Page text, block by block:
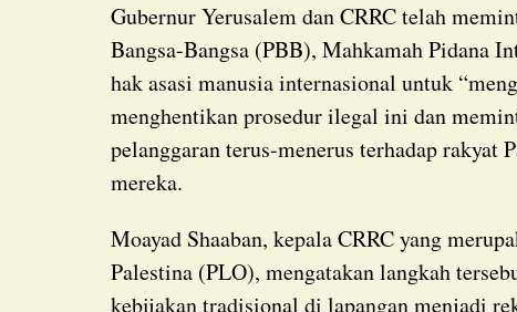
Gubernur Yerusalem dan CRRC telah meminta komunitas internasional, Perserikatan
Bangsa-Bangsa (PBB), Mahkamah Pidana
hak asasi manusia internasional untuk
menghentikan prosedur ilegal ini dan
pelanggaran terus-menerus terhadap rakyat
mereka.
Moayad Shaaban, kepala CRRC yang merupakan bagian dari Organisasi Pembebasan
Palestina (PLO), mengatakan langkah
kebijakan tradisional di lapangan menjadi